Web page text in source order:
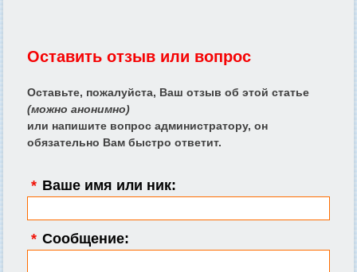
Оставить отзыв или вопрос
Оставьте, пожалуйста, Ваш отзыв об этой статье
(можно анонимно)
или напишите вопрос администратору, он
обязательно Вам быстро ответит.
* Ваше имя или ник:
* Сообщение: